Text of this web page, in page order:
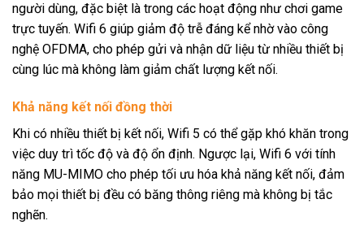
người dùng, đặc biệt là trong các hoạt động như chơi game
trực tuyến. Wifi 6 giúp giảm độ trễ đáng kể nhờ vào công
nghệ OFDMA, cho phép gửi và nhận dữ liệu từ nhiều thiết bị
cùng lúc mà không làm giảm chất lượng kết nối.
Khả năng kết nối đồng thời
Khi có nhiều thiết bị kết nối, Wifi 5 có thể gặp khó khăn trong
việc duy trì tốc độ và độ ổn định. Ngược lại, Wifi 6 với tính
năng MU-MIMO cho phép tối ưu hóa khả năng kết nối, đảm
bảo mọi thiết bị đều có băng thông riêng mà không bị tắc
nghẽn.